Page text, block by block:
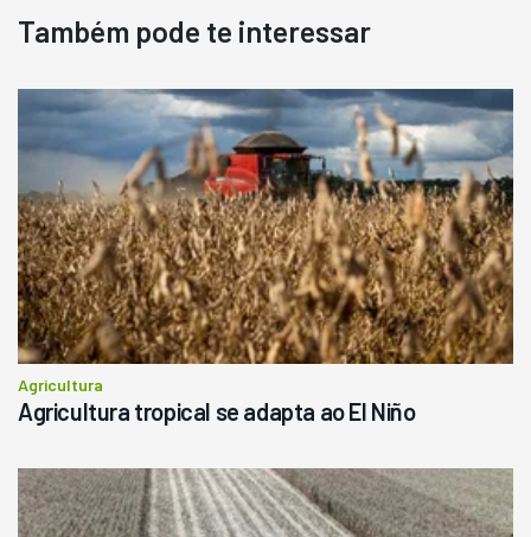
Também pode te interessar
Agricultura
Agricultura tropical se adapta ao El Niño